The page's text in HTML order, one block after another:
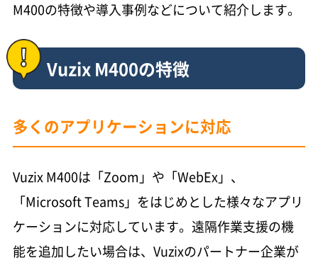
M400の特徴や導入事例などについて紹介します。
Vuzix M400の特徴
多くのアプリケーションに対応
Vuzix M400は「Zoom」や「WebEx」、
「Microsoft Teams」をはじめとした様々なアプリ
ケーションに対応しています。遠隔作業支援の機
能を追加したい場合は、Vuzixのパートナー企業が